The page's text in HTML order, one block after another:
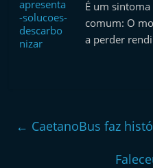
É um
comum: O
a perder
← CaetanoBus faz